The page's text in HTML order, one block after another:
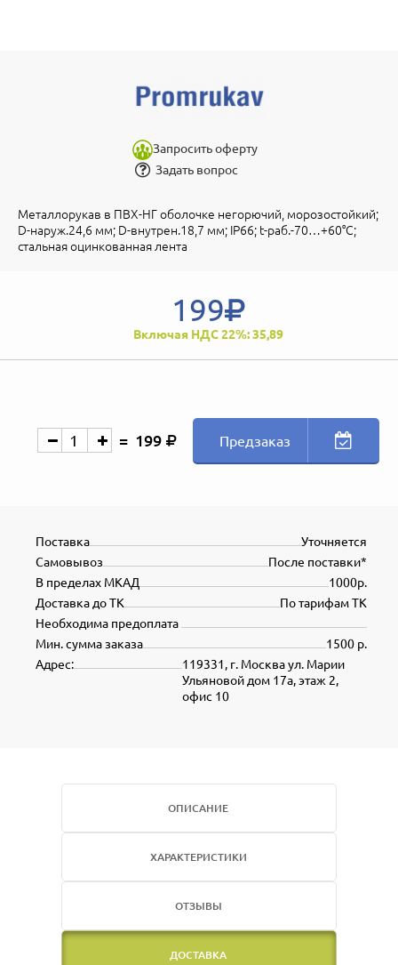
Запросить оферту
Задать вопрос
Металлорукав в ПВХ-НГ оболочке негорючий, морозостойкий;
D-наруж.24,6 мм; D-внутрен.18,7 мм; IP66; t-раб.-70…+60°С;
стальная оцинкованная лента
199
Включая НДС 22%: 35,89
199 Предзаказ
Уточняется
Поставка
После поставки*
Самовывоз
1000р.
В пределах МКАД
По тарифам ТК
Доставка до ТК
Необходима предоплата
1500 р.
Мин. сумма заказа
119331, г. Москва ул. Марии
Ульяновой дом 17а, этаж 2,
офис 10
Адрес:
ОПИСАНИЕ
ХАРАКТЕРИСТИКИ
ОТЗЫВЫ
ДОСТАВКА